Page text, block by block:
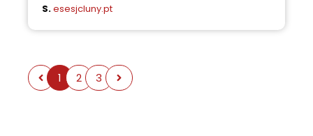
S.esesjcluny.pt
1 2 3